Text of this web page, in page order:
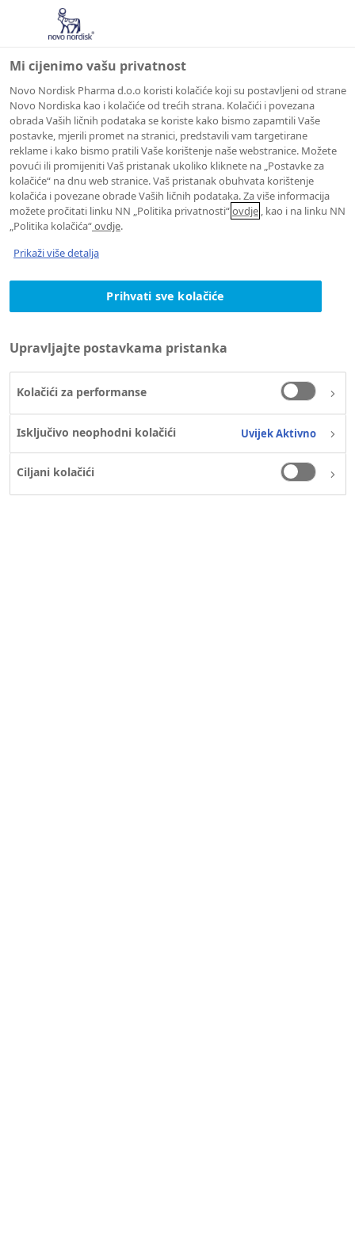
Mi cijenimo vašu privatnost
Novo Nordisk Pharma d.o.o koristi kolačiće koji su postavljeni od strane
Novo Nordiska kao i kolačiće od trećih strana. Kolačići i povezana
obrada Vaših ličnih podataka se koriste kako bismo zapamtili Vaše
postavke, mjerili promet na stranici, predstavili vam targetirane
reklame i kako bismo pratili Vaše korištenje naše webstranice. Možete
povući ili promijeniti Vaš pristanak ukoliko kliknete na „Postavke za
kolačiće“ na dnu web stranice. Vaš pristanak obuhvata korištenje
kolačića i povezane obrade Vaših ličnih podataka. Za više informacija
možete pročitati linku NN „Politika privatnosti“ovdje , kao i na linku NN
„Politika kolačića“ovdje.
Prikaži više detalja
Prihvati sve kolačiće
Upravljajte postavkama pristanka
Kolačići za performanse
Isključivo neophodni kolačići Uvijek Aktivno
Ciljani kolačići